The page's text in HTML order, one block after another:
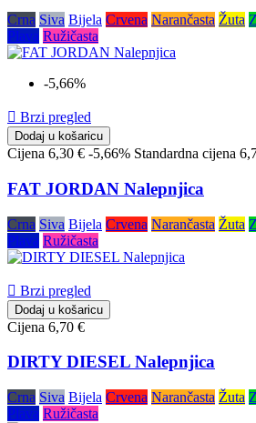
Crna Siva Bijela Crvena Narančasta Žuta
Plava Ružičasta
-5,66%
 Brzi pregled
Dodaj u košaricu
Cijena 6,30 € -5,66% Standardna cijena
FAT JORDAN Nalepnjica
Crna Siva Bijela Crvena Narančasta Žuta
Plava Ružičasta
 Brzi pregled
Dodaj u košaricu
Cijena 6,70 €
DIRTY DIESEL Nalepnjica
Crna Siva Bijela Crvena Narančasta Žuta
Plava Ružičasta